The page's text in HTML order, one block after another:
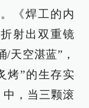
《焊工的内
射出双重镜
天空湛蓝”，
烤”的生存实
，当三颗滚